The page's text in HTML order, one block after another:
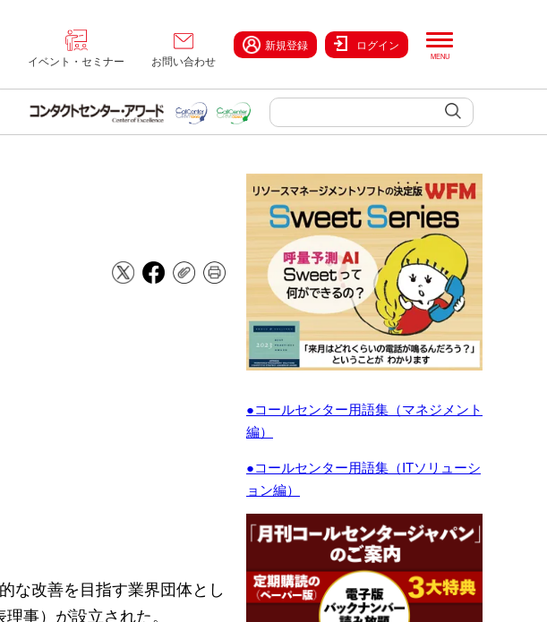
イベント・セミナー お問い合わせ
新規登録 ログイン
な改善を目指す業界団体とし
事）が設立された。
●コールセンター用語集（マネジメント
編）
●コールセンター用語集（ITソリューシ
ョン編）